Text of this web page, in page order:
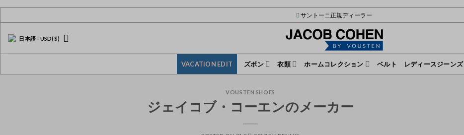
Skip
サントーニ正規ディーラー
日本語 - USD($)
VACATION EDIT ズボン 衣類 ホームコレクション ベルト レディースジーンズ
VOUSTEN SHOES
ジェイコブ・コーエンのメーカー